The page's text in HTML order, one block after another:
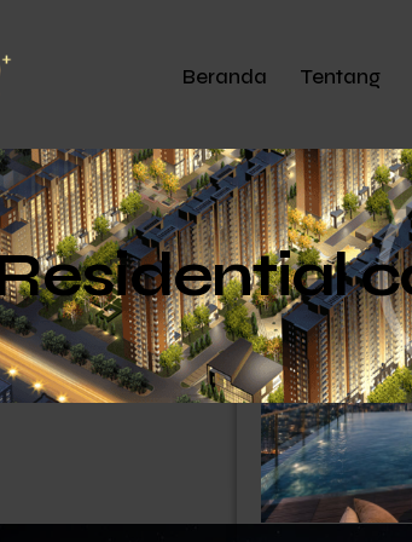
Beranda Tentang